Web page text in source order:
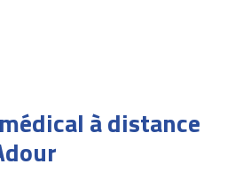
à distance